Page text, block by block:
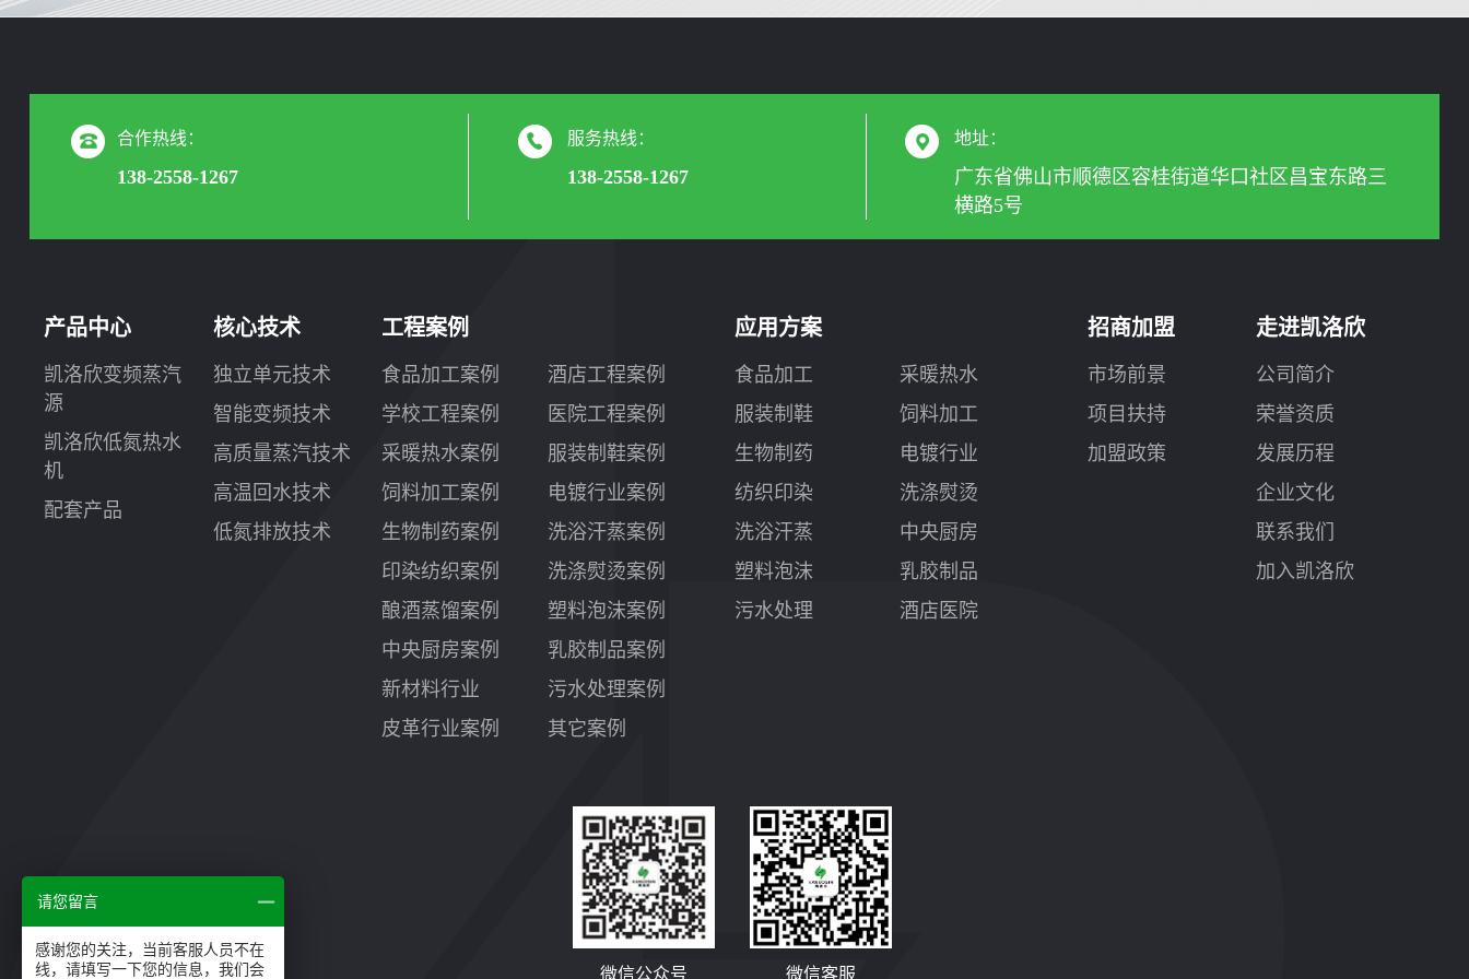
合作热线：
138-2558-1267
服务热线：
138-2558-1267
地址：
广东省佛山市顺德区容桂街道华口社区昌宝东路三
横路5号
产品中心
凯洛欣变频蒸汽
源
凯洛欣低氮热水
机
配套产品
核心技术
独立单元技术
智能变频技术
高质量蒸汽技术
高温回水技术
低氮排放技术
工程案例
食品加工案例
酒店工程案例
学校工程案例
医院工程案例
采暖热水案例
服装制鞋案例
饲料加工案例
电镀行业案例
生物制药案例
洗浴汗蒸案例
印染纺织案例
洗涤熨烫案例
酿酒蒸馏案例
塑料泡沫案例
中央厨房案例
乳胶制品案例
新材料行业
污水处理案例
皮革行业案例
其它案例
应用方案
食品加工
采暖热水
服装制鞋
饲料加工
生物制药
电镀行业
纺织印染
洗涤熨烫
洗浴汗蒸
中央厨房
塑料泡沫
乳胶制品
污水处理
酒店医院
招商加盟
市场前景
项目扶持
加盟政策
走进凯洛欣
公司简介
荣誉资质
发展历程
企业文化
联系我们
加入凯洛欣
微信公众号 微信客服
请您留言
感谢您的关注，当前客服人员不在
线，请填写一下您的信息，我们会